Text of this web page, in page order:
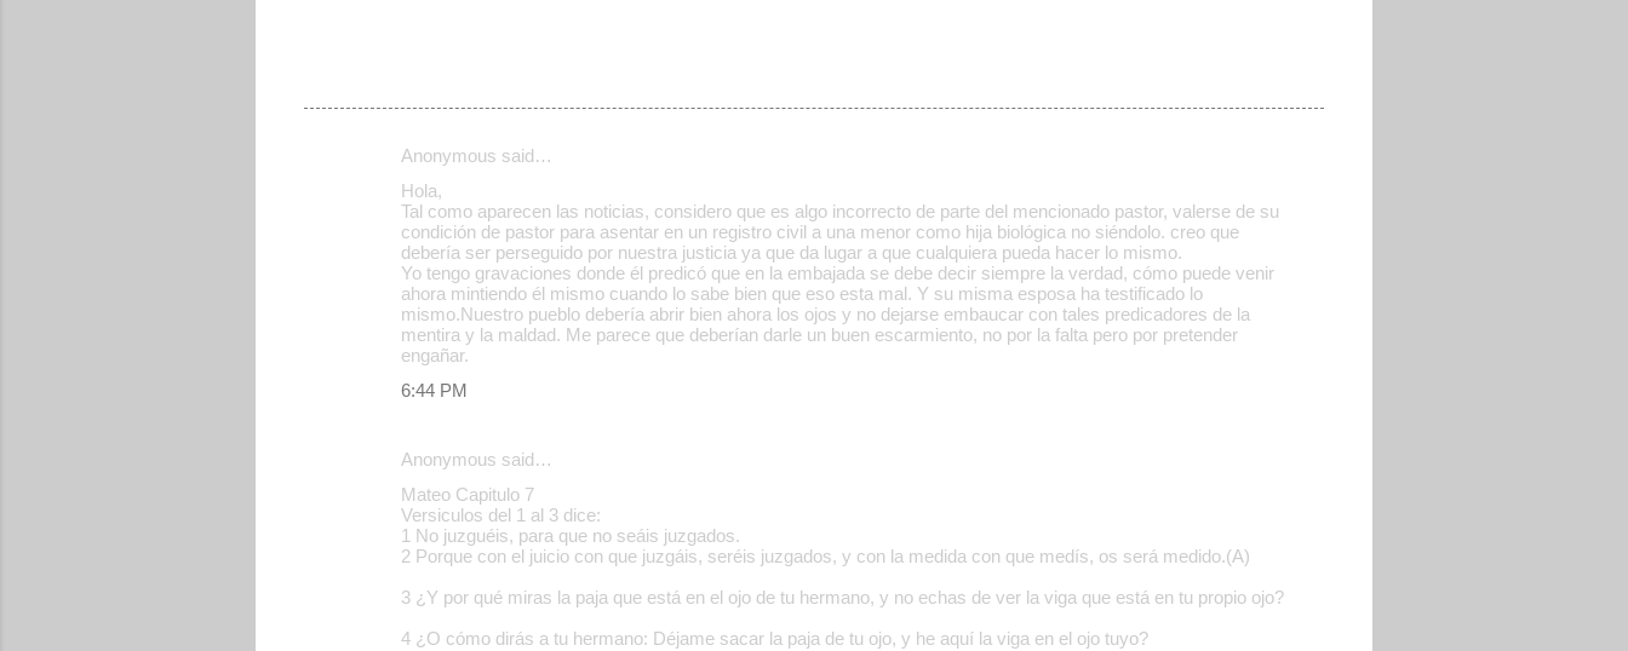
Anonymous said…
Hola,
Tal como aparecen las noticias, considero que es algo incorrecto de parte del mencionado pastor, valerse de su
condición de pastor para asentar en un registro civil a una menor como hija biológica no siéndolo. creo que
debería ser perseguido por nuestra justicia ya que da lugar a que cualquiera pueda hacer lo mismo.
Yo tengo gravaciones donde él predicó que en la embajada se debe decir siempre la verdad, cómo puede venir
ahora mintiendo él mismo cuando lo sabe bien que eso esta mal. Y su misma esposa ha testificado lo
mismo.Nuestro pueblo debería abrir bien ahora los ojos y no dejarse embaucar con tales predicadores de la
mentira y la maldad. Me parece que deberían darle un buen escarmiento, no por la falta pero por pretender
engañar.
6:44 PM
Anonymous said…
Mateo Capitulo 7
Versiculos del 1 al 3 dice:
1 No juzguéis, para que no seáis juzgados.
2 Porque con el juicio con que juzgáis, seréis juzgados, y con la medida con que medís, os será medido.(A)
3 ¿Y por qué miras la paja que está en el ojo de tu hermano, y no echas de ver la viga que está en tu propio ojo?
4 ¿O cómo dirás a tu hermano: Déjame sacar la paja de tu ojo, y he aquí la viga en el ojo tuyo?